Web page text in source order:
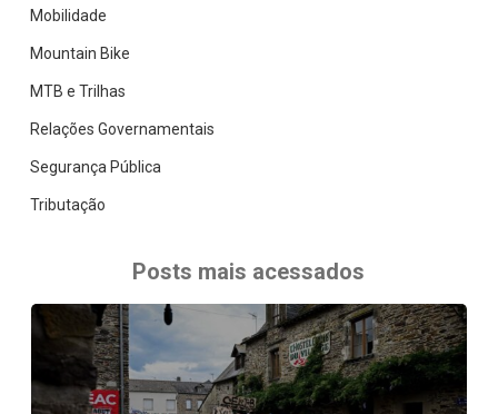
Mobilidade
Mountain Bike
MTB e Trilhas
Relações Governamentais
Segurança Pública
Tributação
Posts mais acessados